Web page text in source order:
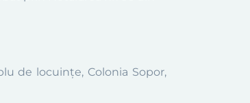
de locuințe, Colonia Sopor,